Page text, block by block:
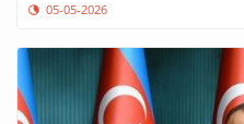
05-05-2026